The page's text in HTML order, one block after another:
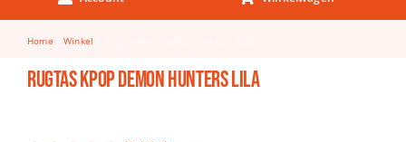
Keuken & Tafelen
Kinderfietsen
Knutselen
Home Winkel
Rugtas Kpop Demon Hunters Lila